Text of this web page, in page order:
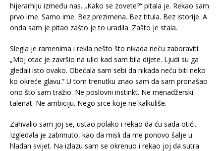
hijerarhiju između nas. „Kako se zovete?“ pitala je. Rekao sam
prvo ime. Samo ime. Bez prezimena. Bez titula. Bez istorije. A
onda sam je pitao zašto je to uradila. Zašto je stala.
Slegla je ramenima i rekla nešto što nikada neću zaboraviti:
„Moj otac je završio na ulici kad sam bila dijete. Ljudi su ga
gledali isto ovako. Obećala sam sebi da nikada neću biti neko
ko okreće glavu.“ U tom trenutku znao sam da sam pronašao
ono što sam tražio. Ne poslovni instinkt. Ne menadžerski
talenat. Ne ambiciju. Nego srce koje ne kalkuliše.
Zahvalio sam joj se, ustao polako i rekao da ću sada otići.
Izgledala je zabrinuto, kao da misli da me ponovo šalje u
hladan svijet. Na izlazu sam se okrenuo i rekao joj da sutra